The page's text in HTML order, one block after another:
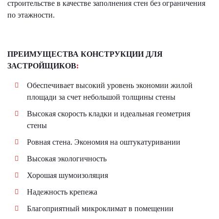
строительстве в качестве заполнения стен без ограничения
по этажности.
ПРЕИМУЩЕСТВА КОНСТРУКЦИИ ДЛЯ
ЗАСТРОЙЩИКОВ:
Обеспечивает высокий уровень экономии жилой
площади за счет небольшой толщины стены
Высокая скорость кладки и идеальная геометрия
стены
Ровная стена. Экономия на оштукатуривании
Высокая экологичность
Хорошая шумоизоляция
Надежность крепежа
Благоприятный микроклимат в помещении